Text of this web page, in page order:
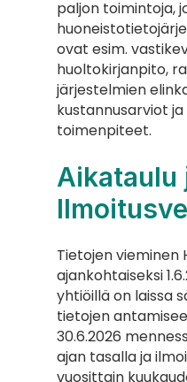
paljon toimintoja,
ovat esim.
huoltokirjanpito,
järjestelmien
kustannusarviot
toimenpiteet.
Aikataulu
Tietojen vieminen
ajankohtaiseksi
yhtiöillä on laissa
tietojen
30.6.2026
ajan tasalla ja
vuosittain